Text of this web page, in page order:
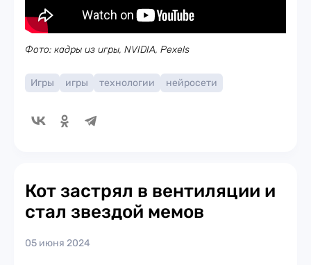
Фото: кадры из игры, NVIDIA, Pexels
Игры игры технологии нейросети
Кот застрял в вентиляции и
стал звездой мемов
05 июня 2024